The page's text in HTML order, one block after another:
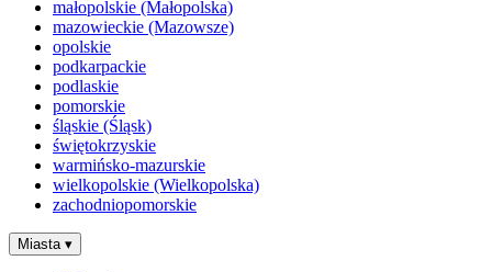
małopolskie (Małopolska)
mazowieckie (Mazowsze)
opolskie
podkarpackie
podlaskie
pomorskie
śląskie (Śląsk)
świętokrzyskie
warmińsko-mazurskie
wielkopolskie (Wielkopolska)
zachodniopomorskie
Miasta ▾